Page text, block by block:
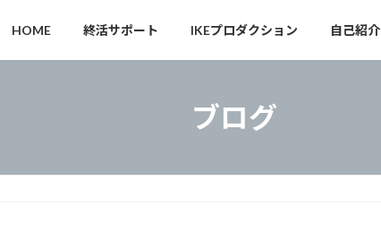
HOME 終活サポート IKEプロダクション 自己紹介
ブログ